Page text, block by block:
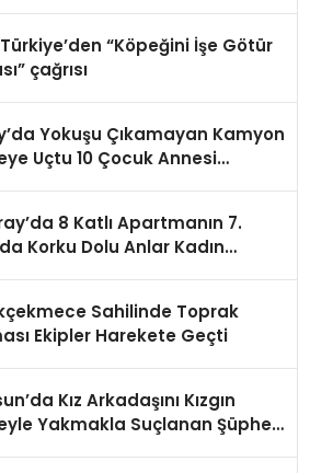
“Köpeğini İşe Götür
çağrısı
Yokuşu Çıkamayan Kamyon
Uçtu 10 Çocuk Annesi
8 Katlı Apartmanın 7.
Korku Dolu Anlar Kadın
Sahilinde Toprak
Ekipler Harekete Geçti
Kız Arkadaşını Kızgın
Yakmakla Suçlanan Şüpheli